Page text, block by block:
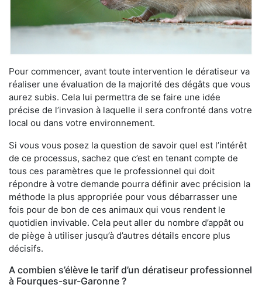
Pour commencer, avant toute intervention le dératiseur va
réaliser une évaluation de la majorité des dégâts que vous
aurez subis. Cela lui permettra de se faire une idée
précise de l’invasion à laquelle il sera confronté dans votre
local ou dans votre environnement.
Si vous vous posez la question de savoir quel est l’intérêt
de ce processus, sachez que c’est en tenant compte de
tous ces paramètres que le professionnel qui doit
répondre à votre demande pourra définir avec précision la
méthode la plus appropriée pour vous débarrasser une
fois pour de bon de ces animaux qui vous rendent le
quotidien invivable. Cela peut aller du nombre d’appât ou
de piège à utiliser jusqu’à d’autres détails encore plus
décisifs.
A combien s’élève le tarif d’un dératiseur professionnel
à Fourques-sur-Garonne ?